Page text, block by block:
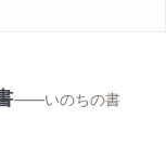
——いのちの書